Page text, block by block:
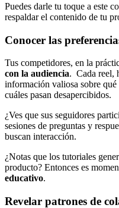
Puedes darle tu toque a este
respaldar el contenido de tu
Conocer las
Tus competidores, en la
con la audiencia. Cada reel,
información valiosa sobre
cuáles pasan desapercibidos.
¿Ves que sus seguidores
sesiones de preguntas y
buscan interacción.
¿Notas que los tutoriales
producto? Entonces es
educativo.
Revelar patrones de